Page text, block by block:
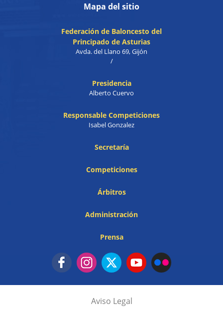
Mapa del sitio
Federación de Baloncesto del
Principado de Asturias
Avda. del Llano 69, Gijón
/
Presidencia
Alberto Cuervo
Responsable Competiciones
Isabel Gonzalez
Secretaría
Competiciones
Árbitros
Administración
Prensa
Aviso Legal